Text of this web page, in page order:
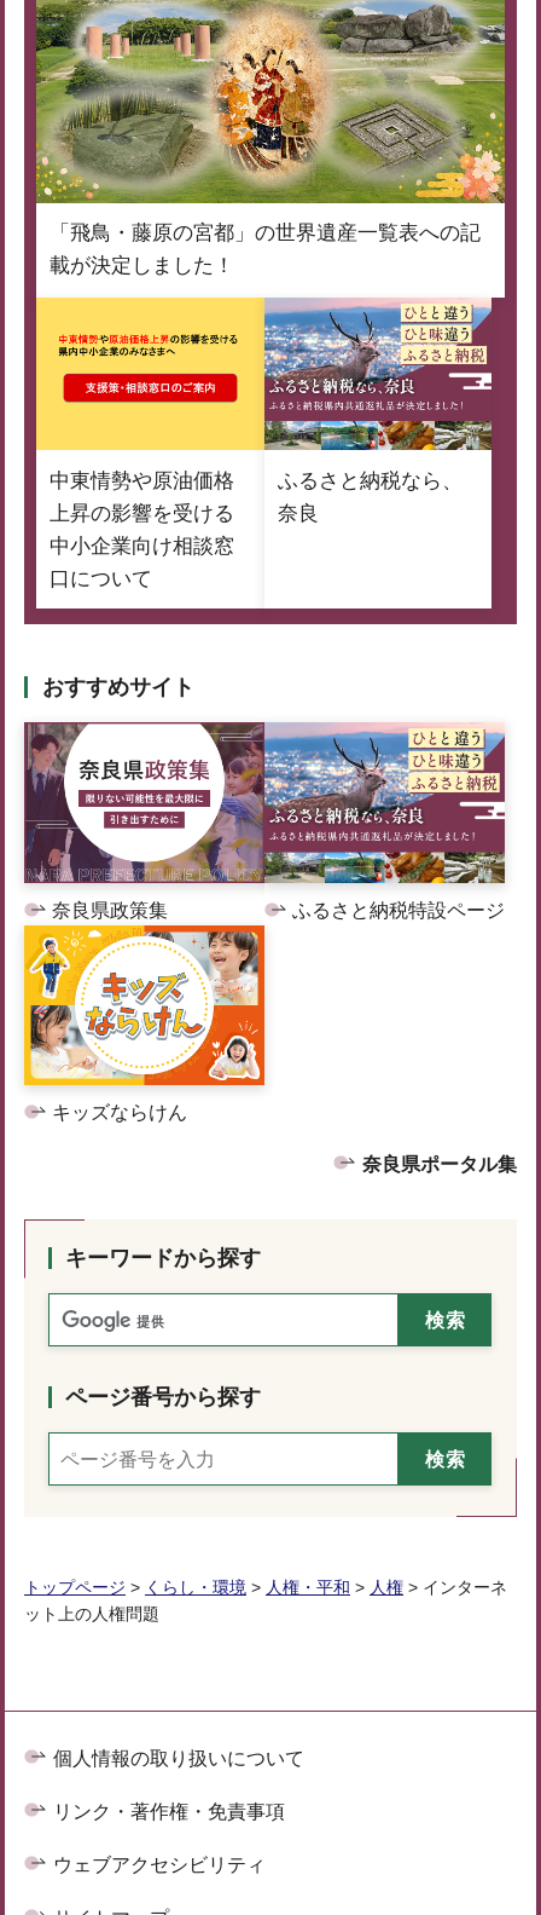
「飛鳥・藤原の宮都」の世界遺産一覧表への記
載が決定しました！
中東情勢や原油価格
上昇の影響を受ける
中小企業向け相談窓
口について
ふるさと納税なら、
奈良
おすすめサイト
奈良県政策集 ふるさと納税特設ページ
キッズならけん
奈良県ポータル集
キーワードから探す
ページ番号から探す
トップページ > くらし・環境 > 人権・平和 > 人権 > インターネ
ット上の人権問題
個人情報の取り扱いについて
リンク・著作権・免責事項
ウェブアクセシビリティ